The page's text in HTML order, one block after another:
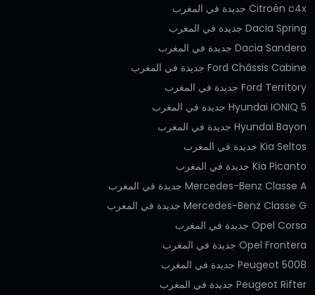
Citroën c4x جديدة في المغرب
Dacia Spring جديدة في المغرب
Dacia Sandero جديدة في المغرب
Ford Châssis Cabine جديدة في المغرب
Ford Territory جديدة في المغرب
Hyundai IONIQ 5 جديدة في المغرب
Hyundai Bayon جديدة في المغرب
Kia Seltos جديدة في المغرب
Kia Picanto جديدة في المغرب
Mercedes-Benz Classe A جديدة في المغرب
Mercedes-Benz Classe G جديدة في المغرب
Opel Corsa جديدة في المغرب
Opel Frontera جديدة في المغرب
Peugeot 5008 جديدة في المغرب
Peugeot Rifter جديدة في المغرب